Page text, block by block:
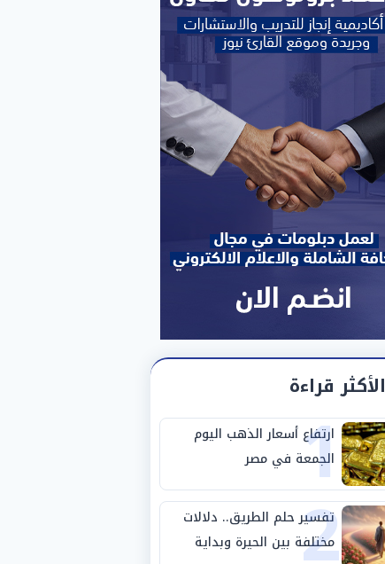
الأكثر قراءة
1
ارتفاع أسعار الذهب اليوم
الجمعة في مصر
2
تفسير حلم الطريق.. دلالات
مختلفة بين الحيرة وبداية